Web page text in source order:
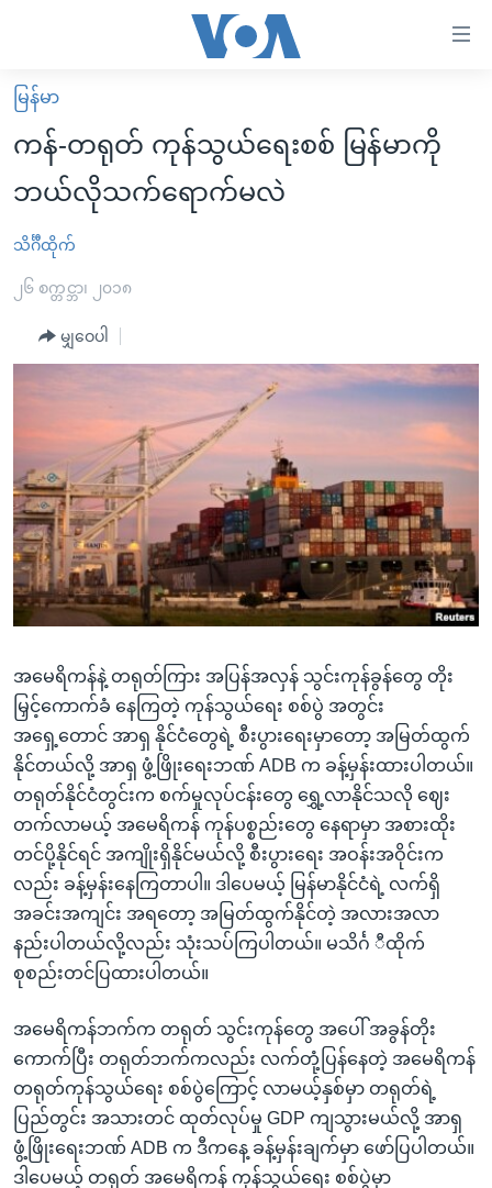
လွယ်ကူ
စေ
များ
ပင်မ
ကျော်
ပင်မ
အ
ညွန်း
စာမျက်နှာ
သို့
ကျော်
ရန်
ရှာဖွေ
ရန်
နေရာ
သို့
ကျော်
ရန်
မူလစာမျက်နှာ
မြန်မာ
ကမ္ဘာ့သတင်းများ
နိုင်ငံတကာ
အစ္စရေး-ပါလက်စတိုင်း
ဗွီဒီယို
သတင်းလွတ်လပ်ခွင့်
အင်္ဂလိပ်စာလေ့လာမယ်
အမေရိကန်သုံးအီဒီယံ
မကြေးမုံရဲ့ အင်္ဂလိပ်စာ
ရုပ်ရှင်ထဲက အင်္ဂလိပ်စာ
သုတပဒေသာ အင်္ဂလိပ်စာ
အပတ်စဉ်ကဏ္ဍများ
တီဗွီ
ရေဒီယိုနှင့်ရုပ်သံ အချက်အလက်များ
ရေဒီယို/တီဗွီအစီအစဉ်
Learning English
ဗွီအိုအေ လူမှုကွန်ယက်များ
ဘာသာစကားများ
မြန်မာ
ကန်-တရုတ် ကုန်သွယ်ရေးစစ် မြန်မာကို
ဘယ်လိုသက်ရောက်မလဲ
သိင်္ဂီထိုက်
၂၆ စက္တင္ဘာ၊ ၂၀၁၈
မျှဝေပါ
အမေရိကန်နဲ့ တရုတ်ကြား အပြန်အလှန် သွင်းကုန်ခွန်တွေ တိုး
မြှင့်ကောက်ခံ နေကြတဲ့ ကုန်သွယ်ရေး စစ်ပွဲ အတွင်း
အရှေ့တောင် အာရှ နိုင်ငံတွေရဲ့ စီးပွားရေးမှာတော့ အမြတ်ထွက်
နိုင်တယ်လို့ အာရှ ဖွံ့ဖြိုးရေးဘဏ် ADB က ခန့်မှန်းထားပါတယ်။
တရုတ်နိုင်ငံတွင်းက စက်မှုလုပ်ငန်းတွေ ရွှေ့လာနိုင်သလို ဈေး
တက်လာမယ့် အမေရိကန် ကုန်ပစ္စည်းတွေ နေရာမှာ အစားထိုး
တင်ပို့နိုင်ရင် အကျိုးရှိနိုင်မယ်လို့ စီးပွားရေး အဝန်းအဝိုင်းက
လည်း ခန့်မှန်းနေကြတာပါ။ ဒါပေမယ့် မြန်မာနိုင်ငံရဲ့ လက်ရှိ
အခင်းအကျင်း အရတော့ အမြတ်ထွက်နိုင်တဲ့ အလားအလာ
နည်းပါတယ်လို့လည်း သုံးသပ်ကြပါတယ်။ မသိင်္ဂ ီထိုက်
စုစည်းတင်ပြထားပါတယ်။
အမေရိကန်ဘက်က တရုတ် သွင်းကုန်တွေ အပေါ် အခွန်တိုး
ကောက်ပြီး တရုတ်ဘက်ကလည်း လက်တုံ့ပြန်နေတဲ့ အမေရိကန်
တရုတ်ကုန်သွယ်ရေး စစ်ပွဲကြောင့် လာမယ့်နှစ်မှာ တရုတ်ရဲ့
ပြည်တွင်း အသားတင် ထုတ်လုပ်မှု GDP ကျသွားမယ်လို့ အာရှ
ဖွံ့ဖြိုးရေးဘဏ် ADB က ဒီကနေ့ ခန့်မှန်းချက်မှာ ဖော်ပြပါတယ်။
ဒါပေမယ့် တရုတ် အမေရိကန် ကုန်သွယ်ရေး စစ်ပွဲမှာ